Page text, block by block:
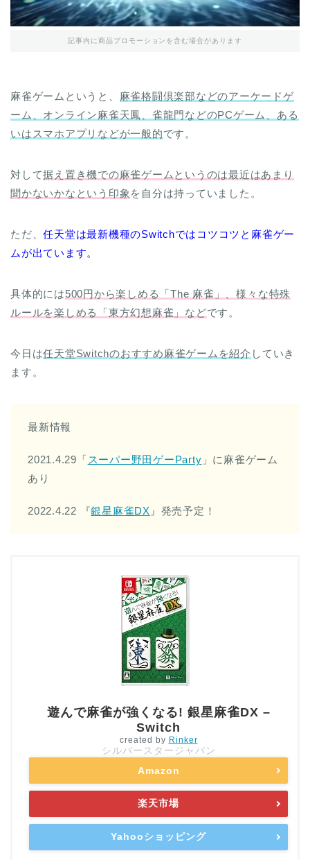
記事内に商品プロモーションを含む場合があります
麻雀ゲームというと、 麻雀格闘倶楽部などのアーケードゲ
ーム、オンライン麻雀天鳳、雀龍門などのPCゲーム、ある
いはスマホアプリなどが一般的です。
対して据え置き機での麻雀ゲームというのは最近はあまり
聞かないかなという印象 を自分は持っていました。
ただ、任天堂は最新機種のSwitchではコツコツと麻雀ゲー
ムが出ています。
具体的には500円から楽しめる「The 麻雀」、様々な特殊
ルールを楽しめる「東方幻想麻雀」などです。
今日は任天堂Switchのおすすめ麻雀ゲームを紹介 していき
ます。
最新情報
2021.4.29「 スーパー野田ゲーParty 」に麻雀ゲーム
あり
2022.4.22 『銀星麻雀DX 』発売予定！
遊んで麻雀が強くなる! 銀星麻雀DX –
Switch
created by Rinker
シルバースタージャパン
Amazon
楽天市場
Yahooショッピング